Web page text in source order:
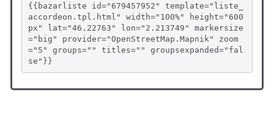
{{bazarliste id="679457952" template="liste_
accordeon.tpl.html" width="100%" height="600
px" lat="46.22763" lon="2.213749" markersize
="big" provider="OpenStreetMap.Mapnik" zoom
="5" groups="" titles="" groupsexpanded="fal
se"}}